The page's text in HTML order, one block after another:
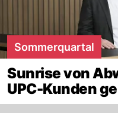
Sommerquartal
Sunrise von
UPC-Kunden